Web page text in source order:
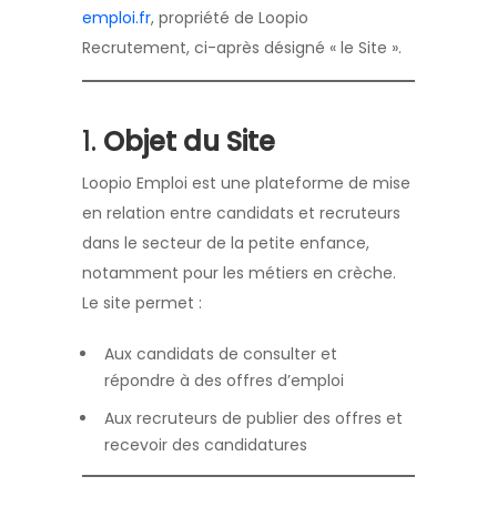
emploi.fr, propriété de Loopio
Recrutement, ci-après désigné « le Site ».
1. Objet du Site
Loopio Emploi est une plateforme de mise
en relation entre candidats et recruteurs
dans le secteur de la petite enfance,
notamment pour les métiers en crèche.
Le site permet :
Aux candidats de consulter et
répondre à des offres d’emploi
Aux recruteurs de publier des offres et
recevoir des candidatures